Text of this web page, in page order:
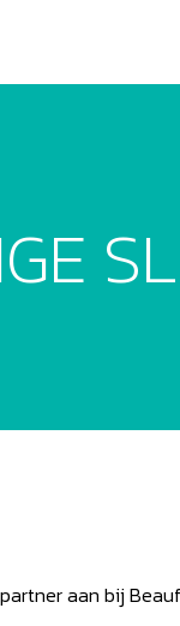
aan bij